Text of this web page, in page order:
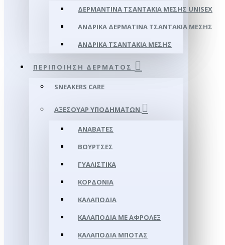
ΔΕΡΜΆΝΤΙΝΑ ΤΣΑΝΤΆΚΙΑ ΜΈΣΗΣ UNISEX
ΑΝΔΡΙΚΆ ΔΕΡΜΆΤΙΝΑ ΤΣΑΝΤΆΚΙΑ ΜΈΣΗΣ
ΑΝΔΡΙΚΆ ΤΣΑΝΤΆΚΙΑ ΜΈΣΗΣ
ΠΕΡΙΠΟΊΗΣΗ ΔΈΡΜΑΤΟΣ
SNEAKERS CARE
ΑΞΕΣΟΥΑΡ ΥΠΟΔΗΜΆΤΩΝ
ΑΝΑΒΆΤΕΣ
ΒΟΎΡΤΣΕΣ
ΓΥΑΛΙΣΤΙΚΆ
ΚΟΡΔΌΝΙΑ
ΚΑΛΑΠΌΔΙΑ
ΚΑΛΑΠΌΔΙΑ ΜΕ ΑΦΡΟΛΕΞ
ΚΑΛΑΠΌΔΙΑ ΜΠΌΤΑΣ